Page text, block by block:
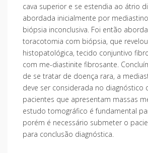
cava superior e se estendia ao átrio
abordada inicialmente por
biópsia inconclusiva. Foi então
toracotomia com biópsia, que
histopatológica, tecido conjuntivo
com me-diastinite fibrosante.
de se tratar de doença rara, a
deve ser considerada no diagnóstico
pacientes que apresentam massas
estudo tomográfico é fundamental
porém é necessário submeter o
para conclusão diagnóstica.